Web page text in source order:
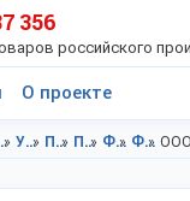
356
российского
О проекте
область Упаковка в г.Ярославль Пластиковые емкости в Ярославская область Пластиковые емкости в г.Ярославль Флакон-капельница в Ярославская область Флакон-капельница в г.Ярославль ООО